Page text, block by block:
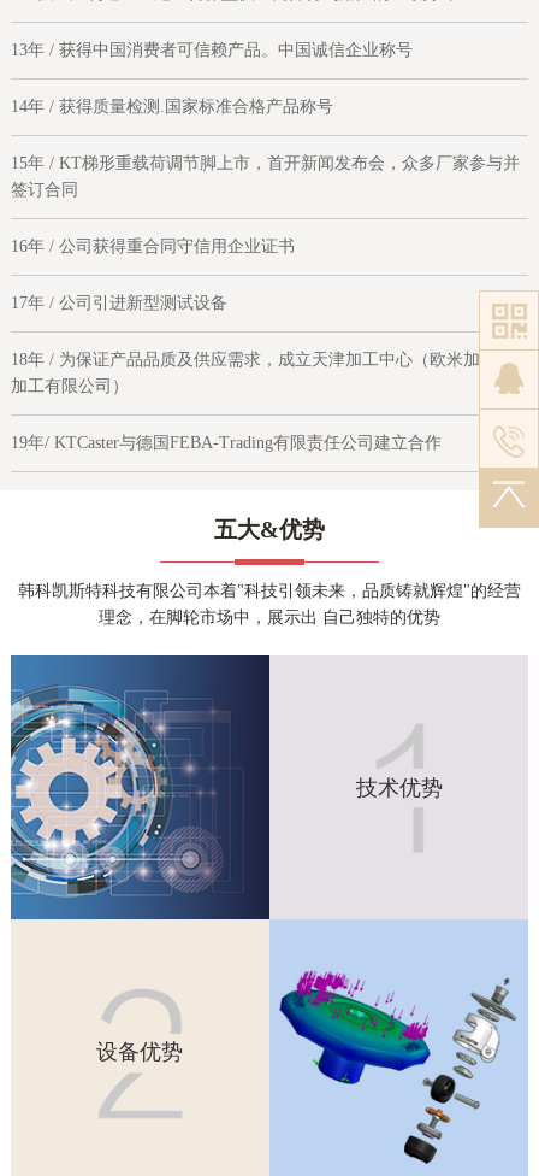
13年 / 获得中国消费者可信赖产品。中国诚信企业称号
14年 / 获得质量检测.国家标准合格产品称号
15年 / KT梯形重载荷调节脚上市，首开新闻发布会，众多厂家参与并
签订合同
16年 / 公司获得重合同守信用企业证书
17年 / 公司引进新型测试设备
18年 / 为保证产品品质及供应需求，成立天津加工中心（欧米加机械
加工有限公司）
19年/ KTCaster与德国FEBA-Trading有限责任公司建立合作
五大&优势
韩科凯斯特科技有限公司本着"科技引领未来，品质铸就辉煌"的经营
理念，在脚轮市场中，展示出 自己独特的优势
技术优势
技术优势
KTC公司引进韩国新生产技术及模具，研发出系列高端脚轮产
品。以科学严谨的态度，专业智能化生产管理体系，求真务实
于每个脚轮及至每个部件。从材质、工艺、力学、美学等角度
全方位设计，制造每个环节。精良的做工，耐用，美观的产品
深得社会各界的认可。
设备优势
设备优势
设备是产品质量的基石，KTC拥有先进的生产设备，智能的检
测设备。从生产到检测进行严格把控，使产品的质量得以保
障。KTC努力把 “美观、科技、绿色、灵活、适用”的元素注入
在每一个脚轮。